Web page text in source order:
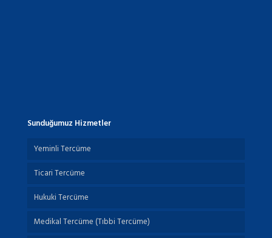
Sunduğumuz Hizmetler
Yeminli Tercüme
Ticari Tercüme
Hukuki Tercüme
Medikal Tercüme (Tıbbi Tercüme)